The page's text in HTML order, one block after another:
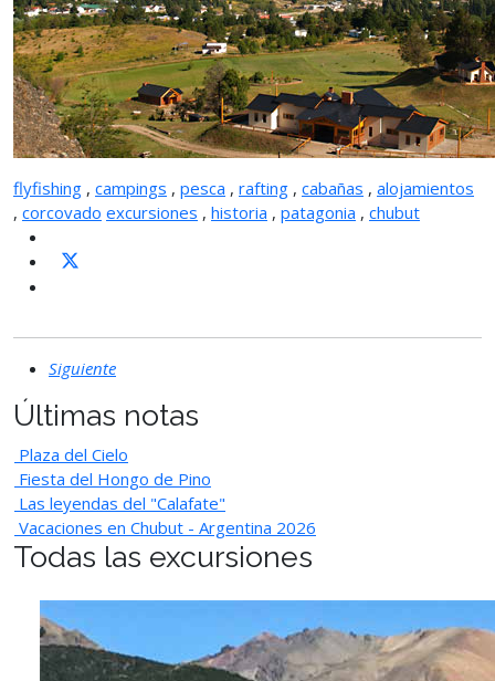
flyfishing , campings , pesca , rafting , cabañas , alojamientos
, corcovado excursiones , historia , patagonia , chubut
Siguiente
Últimas notas
Plaza del Cielo
Fiesta del Hongo de Pino
Las leyendas del "Calafate"
Vacaciones en Chubut - Argentina 2026
Todas las excursiones